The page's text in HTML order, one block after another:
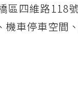
區四維路118
車停車空間